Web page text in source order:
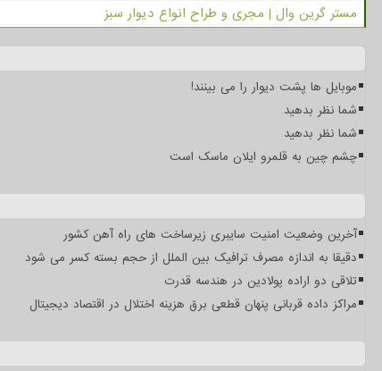
مستر گرین وال | مجری و طراح انواع دیوار سبز
موبایل ها پشت دیوار را می بینند!
شما نظر بدهید
شما نظر بدهید
چشم چین به قلمرو ایلان ماسک است
آخرین وضعیت امنیت سایبری زیرساخت های راه آهن کشور
دقیقا به اندازه مصرف ترافیک بین الملل از حجم بسته کسر می شود
تلاقی دو اراده پولادین در هندسه قدرت
مراکز داده قربانی پنهان قطعی برق هزینه اختلال در اقتصاد دیجیتال